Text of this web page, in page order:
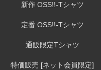
新作 OSS!!-Tシャツ
定番 OSS!!-Tシャツ
通販限定Tシャツ
特価販売 [ネット会員限定]